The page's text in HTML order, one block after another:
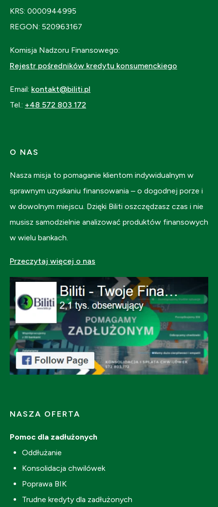
KRS: 0000944995
REGON: 520963167
Komisja Nadzoru Finansowego:
Rejestr pośredników kredytu konsumenckiego
Email: kontakt@biliti.pl
Tel.: +48 572 803 172
O NAS
Nasza misja to pomaganie klientom indywidualnym w
sprawnym uzyskaniu finansowania – o dogodnej porze i
w dowolnym miejscu. Dzięki Biliti oszczędzasz czas i nie
musisz samodzielnie analizować produktów finansowych
w wielu bankach.
Przeczytaj więcej o nas
NASZA OFERTA
Pomoc dla zadłużonych
Oddłużanie
Konsolidacja chwilówek
Poprawa BIK
Trudne kredyty dla zadłużonych